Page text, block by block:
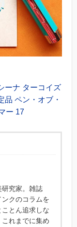
ーナ ターコイズ
品 ペン・オブ・
ー 17
究家。雑誌
ンクのコラムを
とん追求しな
れまでに集め